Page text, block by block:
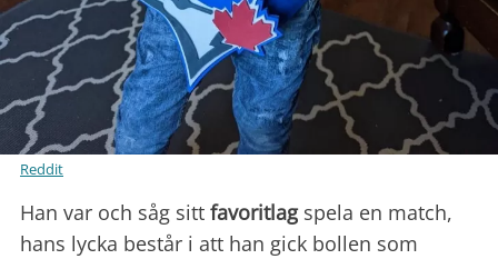
Reddit
Han var och såg sitt favoritlagspela en match,
hans lycka består i att han gick bollen som